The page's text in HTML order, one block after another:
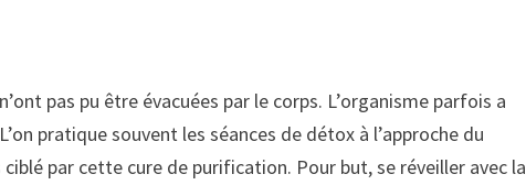
pas pu être évacuées par le corps. L’organisme parfois a
pratique souvent les séances de détox à l’approche du
par cette cure de purification. Pour but, se réveiller avec la